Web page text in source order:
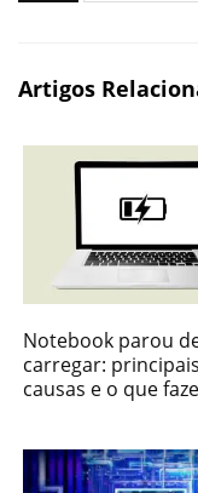
Artigos
Notebook parou
carregar: principais
causas e o que